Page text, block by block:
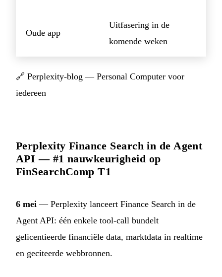
Oude app
Uitfasering in de
komende weken
🔗 Perplexity-blog — Personal Computer voor
iedereen
Perplexity Finance Search in de Agent
API — #1 nauwkeurigheid op
FinSearchComp T1
6 mei — Perplexity lanceert Finance Search in de
Agent API: één enkele tool-call bundelt
gelicentieerde financiële data, marktdata in realtime
en geciteerde webbronnen.